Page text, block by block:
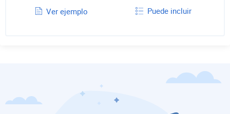
Ver ejemplo Puede incluir